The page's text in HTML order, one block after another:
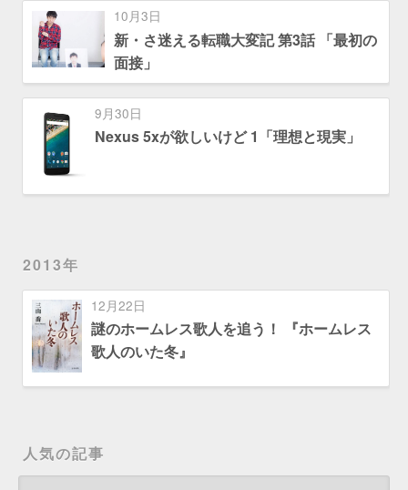
10月3日
新・さ迷える転職大変記 第3話 「最初の
面接」
9月30日
Nexus 5xが欲しいけど 1「理想と現実」
2013年
12月22日
謎のホームレス歌人を追う！ 『ホームレス
歌人のいた冬』
人気の記事